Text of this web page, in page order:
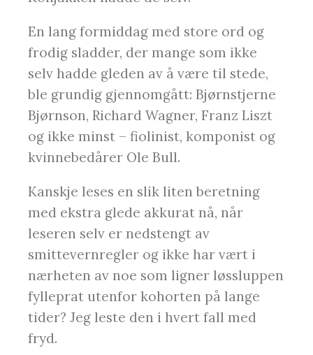
En lang formiddag med store ord og
frodig sladder, der mange som ikke
selv hadde gleden av å være til stede,
ble grundig gjennomgått: Bjørnstjerne
Bjørnson, Richard Wagner, Franz Liszt
og ikke minst – fiolinist, komponist og
kvinnebedårer Ole Bull.
Kanskje leses en slik liten beretning
med ekstra glede akkurat nå, når
leseren selv er nedstengt av
smittevernregler og ikke har vært i
nærheten av noe som ligner løssluppen
fylleprat utenfor kohorten på lange
tider? Jeg leste den i hvert fall med
fryd.